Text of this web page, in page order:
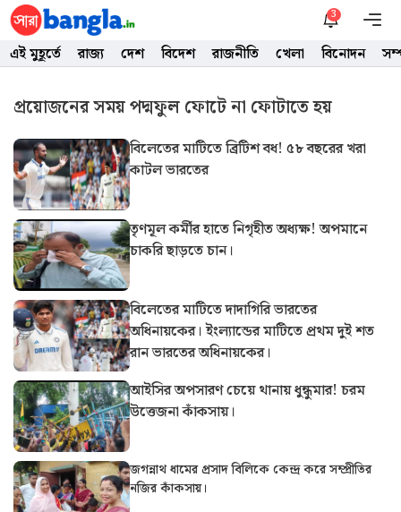
Skip
to
content
3
এই মুহূর্তে রাজ্য দেশ বিদেশ রাজনীতি খেলা বিনোদন
প্রয়োজনের সময় পদ্মফুল ফোটে না ফোটাতে হয়
বিলেতের মাটিতে ব্রিটিশ বধ! ৫৮ বছরের খরা
কাটল ভারতের
তৃণমূল কর্মীর হাতে নিগৃহীত অধ্যক্ষ! অপমানে
চাকরি ছাড়তে চান।
বিলেতের মাটিতে দাদাগিরি ভারতের
অধিনায়কের। ইংল্যান্ডের মাটিতে প্রথম দুই শত
রান ভারতের অধিনায়কের।
আইসির অপসারণ চেয়ে থানায় ধুন্ধুমার! চরম
উত্তেজনা কাঁকসায়।
জগন্নাথ ধামের প্রসাদ বিলিকে কেন্দ্র করে সম্প্রীতির
নজির কাঁকসায়।